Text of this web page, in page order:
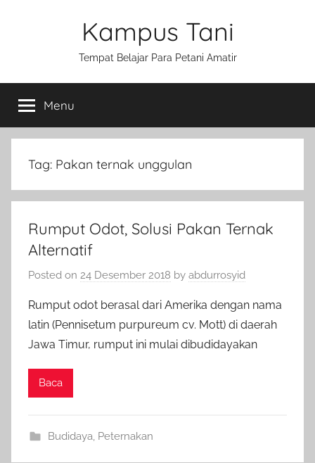
Kampus Tani
Tempat Belajar Para Petani Amatir
Menu
Tag: Pakan ternak unggulan
Rumput Odot, Solusi Pakan Ternak
Alternatif
Posted on 24 Desember 2018 by abdurrosyid
Rumput odot berasal dari Amerika dengan nama
latin (Pennisetum purpureum cv. Mott) di daerah
Jawa Timur, rumput ini mulai dibudidayakan
Baca
Budidaya Peternakan